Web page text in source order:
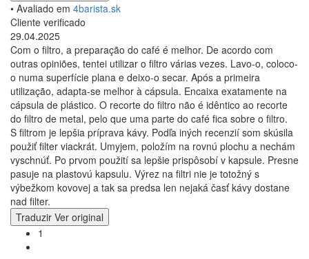
• Avaliado em 4barista.sk
Cliente verificado
29.04.2025
Com o filtro, a preparação do café é melhor. De acordo com
outras opiniões, tentei utilizar o filtro várias vezes. Lavo-o, coloco-
o numa superfície plana e deixo-o secar. Após a primeira
utilização, adapta-se melhor à cápsula. Encaixa exatamente na
cápsula de plástico. O recorte do filtro não é idêntico ao recorte
do filtro de metal, pelo que uma parte do café fica sobre o filtro.
S filtrom je lepšia príprava kávy. Podľa iných recenzií som skúsila
použiť filter viackrát. Umyjem, položím na rovnú plochu a nechám
vyschnúť. Po prvom použití sa lepšie prispôsobí v kapsule. Presne
pasuje na plastovú kapsulu. Výrez na filtri nie je totožný s
výbežkom kovovej a tak sa predsa len nejaká časť kávy dostane
nad filter.
Traduzir Ver original
1